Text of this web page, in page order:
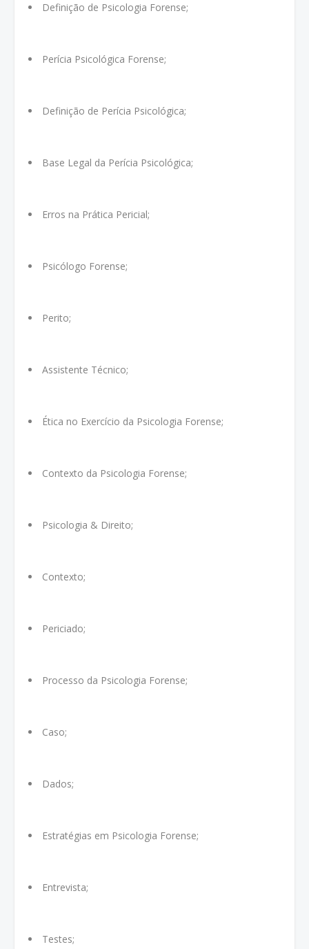
Definição de Psicologia Forense;
Perícia Psicológica Forense;
Definição de Perícia Psicológica;
Base Legal da Perícia Psicológica;
Erros na Prática Pericial;
Psicólogo Forense;
Perito;
Assistente Técnico;
Ética no Exercício da Psicologia Forense;
Contexto da Psicologia Forense;
Psicologia & Direito;
Contexto;
Periciado;
Processo da Psicologia Forense;
Caso;
Dados;
Estratégias em Psicologia Forense;
Entrevista;
Testes;